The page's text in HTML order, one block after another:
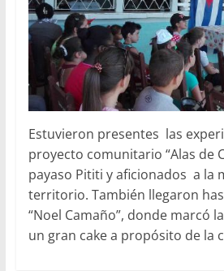
Estuvieron presentes las
proyecto comunitario “Alas de
payaso Pititi y aficionados a la
territorio. También llegaron
“Noel Camaño”, donde marcó
un gran cake a propósito de la